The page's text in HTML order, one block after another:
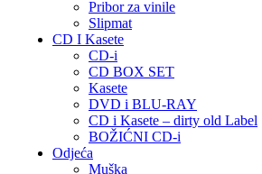
Pribor za vinile
Slipmat
CD I Kasete
CD-i
CD BOX SET
Kasete
DVD i BLU-RAY
CD i Kasete – dirty old Label
BOŽIĆNI CD-i
Odjeća
Muška